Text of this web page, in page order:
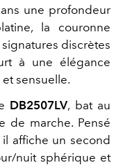
une profondeur
la couronne
discrètes
à une élégance
sensuelle.
DB2507LV, bat au
de marche. Pensé
affiche un second
nuit sphérique et